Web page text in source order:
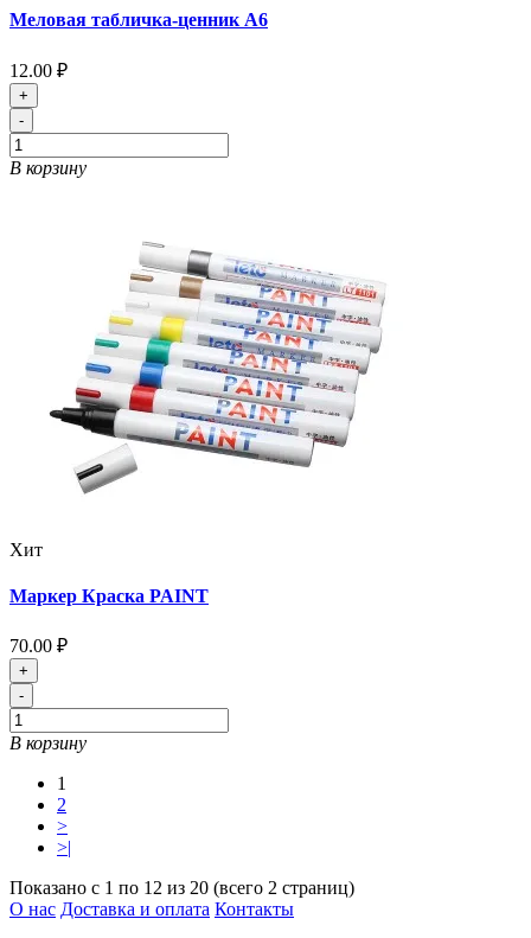
Меловая табличка-ценник А6
12.00 ₽
+
-
В корзину
Хит
Маркер Краска PAINT
70.00 ₽
+
-
В корзину
1
2
>
>|
Показано с 1 по 12 из 20 (всего 2 страниц)
О нас Доставка и оплата Контакты